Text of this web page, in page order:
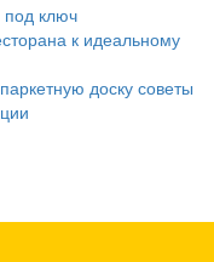
ключ
к идеальному
доску советы